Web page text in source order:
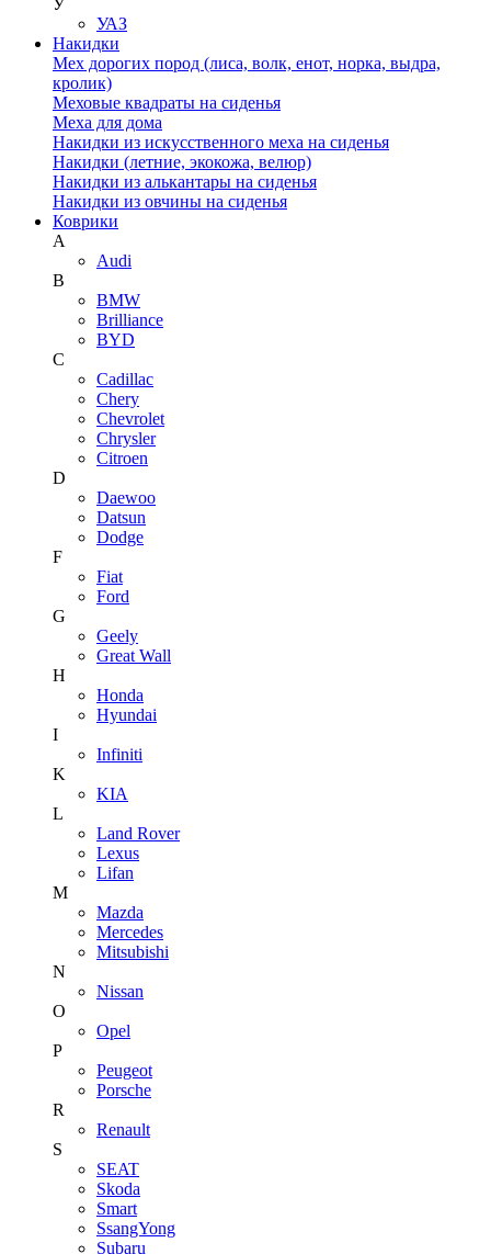
У
УАЗ
Накидки
Мех дорогих пород (лиса, волк, енот, норка, выдра,
кролик)
Меховые квадраты на сиденья
Меха для дома
Накидки из искусственного меха на сиденья
Накидки (летние, экокожа, велюр)
Накидки из алькантары на сиденья
Накидки из овчины на сиденья
Коврики
A
Audi
B
BMW
Brilliance
BYD
C
Cadillac
Chery
Chevrolet
Chrysler
Citroen
D
Daewoo
Datsun
Dodge
F
Fiat
Ford
G
Geely
Great Wall
H
Honda
Hyundai
I
Infiniti
K
KIA
L
Land Rover
Lexus
Lifan
M
Mazda
Mercedes
Mitsubishi
N
Nissan
O
Opel
P
Peugeot
Porsche
R
Renault
S
SEAT
Skoda
Smart
SsangYong
Subaru